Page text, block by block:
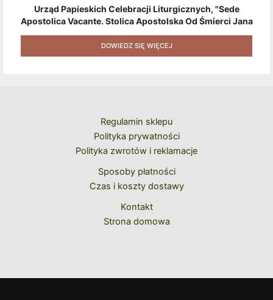
Urząd Papieskich Celebracji Liturgicznych, "Sede
Apostolica Vacante. Stolica Apostolska Od Śmierci Jana
Pawła II Do Wyboru Benedykta XVI" [2020] + Zestaw 6
Naklejek + Książka Niespodzianka + Kod Rabatowy Na
Kolejne Zakupy
DOWIEDZ SIĘ WIĘCEJ
Regulamin sklepu
Polityka prywatności
Polityka zwrotów i reklamacje
Sposoby płatności
Czas i koszty dostawy
Kontakt
Strona domowa